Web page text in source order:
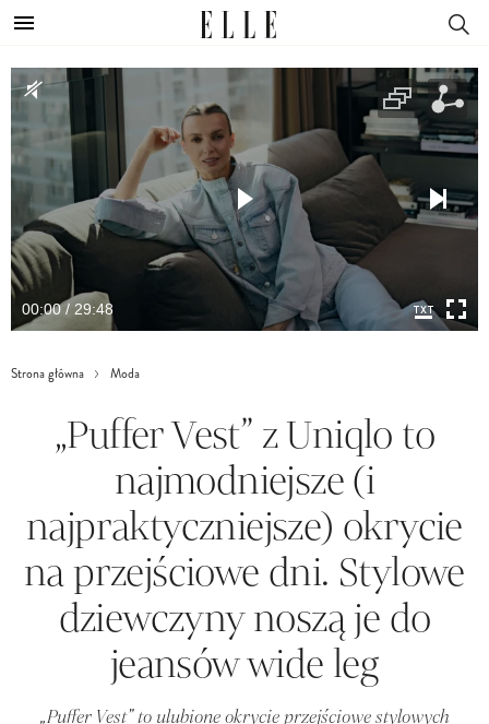
00:00 / 29:48
Strona główna Moda
„Puffer Vest” z Uniqlo to
najmodniejsze (i
najpraktyczniejsze) okrycie
na przejściowe dni. Stylowe
dziewczyny noszą je do
jeansów wide leg
„Puffer Vest” to ulubione okrycie przejściowe stylowych